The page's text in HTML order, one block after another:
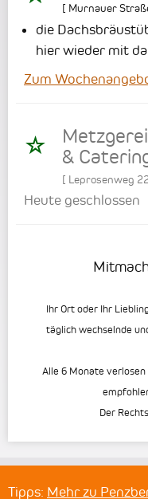
[ Murnauer
die
hier wieder mit
Zum
&
[ Leprosenweg 22
Heute geschlossen
Ihr Ort oder Ihr
täglich wechselnde
Alle 6 Monate
Der
Tipps: Mehr zu